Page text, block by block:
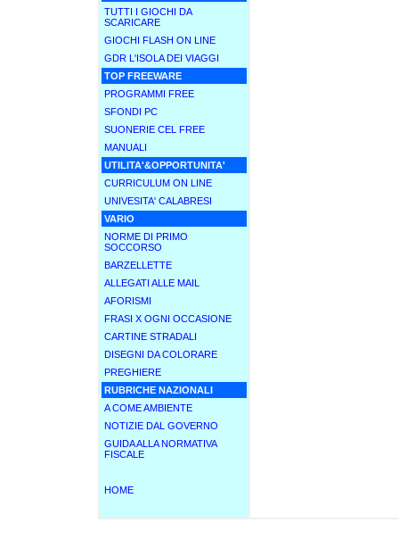
TUTTI I GIOCHI DA
SCARICARE
GIOCHI FLASH ON LINE
GDR L'ISOLA DEI VIAGGI
TOP FREEWARE
PROGRAMMI FREE
SFONDI PC
SUONERIE CEL FREE
MANUALI
UTILITA'&OPPORTUNITA'
CURRICULUM ON LINE
UNIVESITA' CALABRESI
VARIO
NORME DI PRIMO
SOCCORSO
BARZELLETTE
ALLEGATI ALLE MAIL
AFORISMI
FRASI X OGNI OCCASIONE
CARTINE STRADALI
DISEGNI DA COLORARE
PREGHIERE
RUBRICHE NAZIONALI
A COME AMBIENTE
NOTIZIE DAL GOVERNO
GUIDA ALLA NORMATIVA
FISCALE
HOME